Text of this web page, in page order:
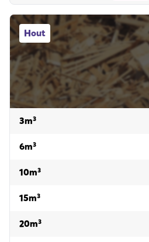
Hout
Hout afvalcontainers
3m³voor hout
6m³voor hout
10m³voor hout
15m³voor hout
20m³voor hout